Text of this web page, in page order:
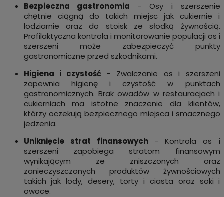
Bezpieczna gastronomia - Osy i szerszenie
chętnie ciągną do takich miejsc jak cukiernie i
lodziarnie oraz do stoisk ze słodką żywnością.
Profilaktyczna kontrola i monitorowanie populacji os i
szerszeni może zabezpieczyć punkty
gastronomiczne przed szkodnikami.
Higiena i czystość - Zwalczanie os i szerszeni
zapewnia higienę i czystość w punktach
gastronomicznych. Brak owadów w restauracjach i
cukierniach ma istotne znaczenie dla klientów,
którzy oczekują bezpiecznego miejsca i smacznego
jedzenia.
Uniknięcie strat finansowych - Kontrola os i
szerszeni zapobiega stratom finansowym
wynikającym ze zniszczonych oraz
zanieczyszczonych produktów żywnościowych
takich jak lody, desery, torty i ciasta oraz soki i
owoce.